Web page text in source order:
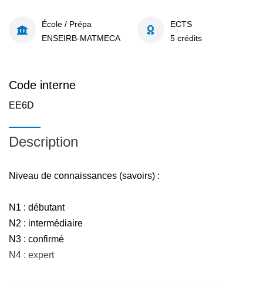
École / Prépa
ENSEIRB-MATMECA
ECTS
5 crédits
Code interne
EE6D
Description
Niveau de connaissances (savoirs) :
N1 : débutant
N2 : intermédiaire
N3 : confirmé
N4 : expert